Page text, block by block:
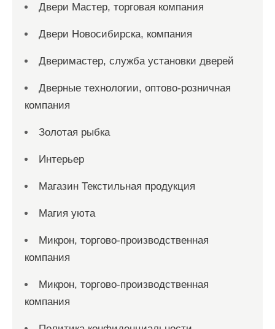
Двери Мастер, торговая компания
Двери Новосибирска, компания
Дверимастер, служба установки дверей
Дверные технологии, оптово-розничная
компания
Золотая рыбка
Интерьер
Магазин Текстильная продукция
Магия уюта
Микрон, торгово-производственная
компания
Микрон, торгово-производственная
компания